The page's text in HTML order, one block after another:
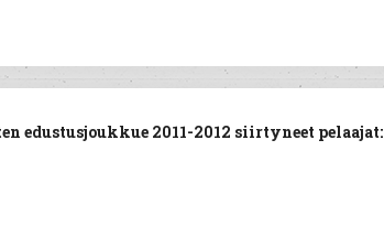
edustusjoukkue 2011-2012 siirtyneet pelaajat: